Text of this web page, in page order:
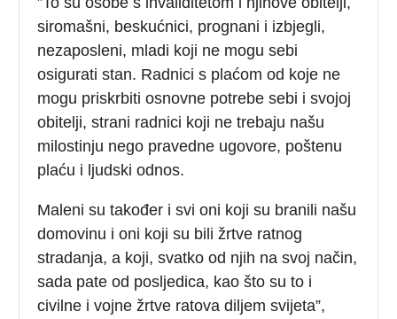
siromašni, beskućnici, prognani i izbjegli,
nezaposleni, mladi koji ne mogu sebi
osigurati stan. Radnici s plaćom od koje ne
mogu priskrbiti osnovne potrebe sebi i svojoj
obitelji, strani radnici koji ne trebaju našu
milostinju nego pravedne ugovore, poštenu
plaću i ljudski odnos.
Maleni su također i svi oni koji su branili našu
domovinu i oni koji su bili žrtve ratnog
stradanja, a koji, svatko od njih na svoj način,
sada pate od posljedica, kao što su to i
civilne i vojne žrtve ratova diljem svijeta”,